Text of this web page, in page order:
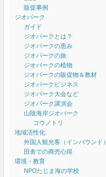
販促事例
ジオパーク
ガイド
ジオパークとは？
ジオパークの恵み
ジオパークの旅
ジオパークの植物
ジオパークの販促物＆教材
ジオパークビジネス
ジオパーク大会など
ジオパーク講演会
山陰海岸ジオパーク
コウノトリ
地域活性化
外国人観光客（インバウンド）
田舎での商売心得
環境・教育
NPOたじま海の学校